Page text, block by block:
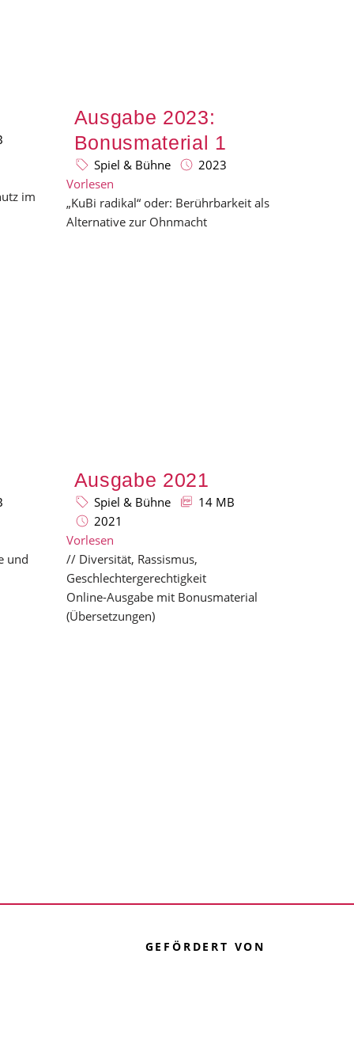
im
Ausgabe 2023:
Bonusmaterial 1
Spiel & Bühne
2023
Vorlesen
„KuBi radikal“ oder: Berührbarkeit als
Alternative zur Ohnmacht
und
Ausgabe 2021
Spiel & Bühne
14 MB
2021
Vorlesen
// Diversität, Rassismus,
Geschlechtergerechtigkeit
Online-Ausgabe mit Bonusmaterial
(Übersetzungen)
GEFÖRDERT VON